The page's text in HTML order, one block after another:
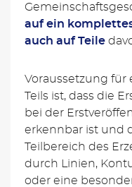
auf ein
auch auf Teile
Voraussetzung für
Teils ist, dass die
bei der
erkennbar ist und
Teilbereich des
durch Linien,
oder eine